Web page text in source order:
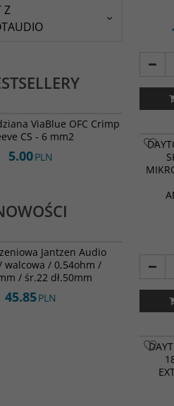
i
DSP-
go w
czyni
Z
BESTSELLER
ViaBlue OFC Crimp
CS - 6 mm2
5.00PLN
NOWOŚĆ
Jantzen Audio
walcowa / 0,54ohm /
/ śr.22 dł.50mm
45.85PLN